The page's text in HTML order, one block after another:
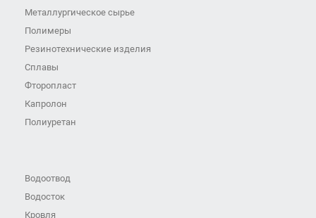
Металлургическое сырье
Полимеры
Резинотехнические изделия
Сплавы
Фторопласт
Капролон
Полиуретан
Водоотвод
Водосток
Кровля